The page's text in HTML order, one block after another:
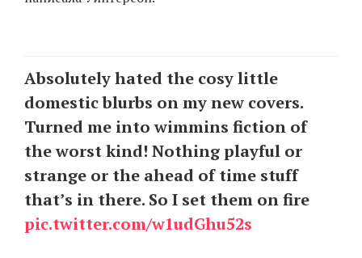
Absolutely hated the cosy little
domestic blurbs on my new covers.
Turned me into wimmins fiction of
the worst kind! Nothing playful or
strange or the ahead of time stuff
that’s in there. So I set them on fire
pic.twitter.com/w1udGhu52s